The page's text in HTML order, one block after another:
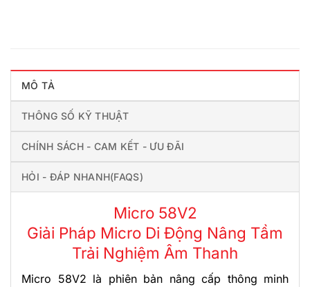
MÔ TẢ
THÔNG SỐ KỸ THUẬT
CHÍNH SÁCH - CAM KẾT - ƯU ĐÃI
HỎI - ĐÁP NHANH(FAQS)
Micro 58V2
Giải Pháp Micro Di Động Nâng Tầm
Trải Nghiệm Âm Thanh
Micro 58V2 là phiên bản nâng cấp thông minh